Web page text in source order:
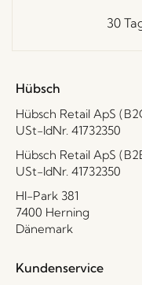
30
Hübsch
Hübsch Retail ApS
USt-IdNr. 41732350
Hübsch Retail ApS
USt-IdNr. 41732350
HI-Park 381
7400 Herning
Dänemark
Kundenservice